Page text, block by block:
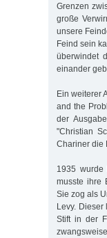
Grenzen
große
unsere
Feind sein
überwindet
einander
Ein weiterer
and the
der
"Christian
Chariner die
1935 wurde
musste ihre
Sie zog als
Levy.
Stift in der